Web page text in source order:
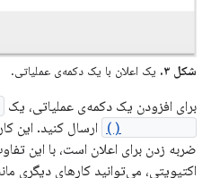
شکل ۳. یک اعلان با یک دکمه‌ی عملیاتی.
برای افزودن یک دکمه‌ی عملیاتی، یک
ارسال کنید. این
ضربه زدن برای اعلان است، با این
اکتیویتی، می‌توانید کارهای دیگری